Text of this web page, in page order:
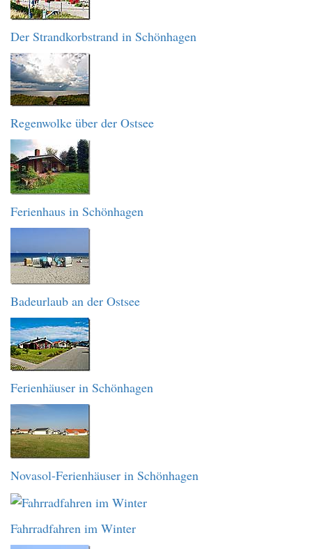
Der Strandkorbstrand in Schönhagen
Regenwolke über der Ostsee
Ferienhaus in Schönhagen
Badeurlaub an der Ostsee
Ferienhäuser in Schönhagen
Novasol-Ferienhäuser in Schönhagen
Fahrradfahren im Winter